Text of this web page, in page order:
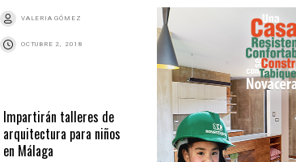
VALERIA GÓMEZ
OCTUBRE 2, 2018
Impartirán talleres de
arquitectura para niños
en Málaga